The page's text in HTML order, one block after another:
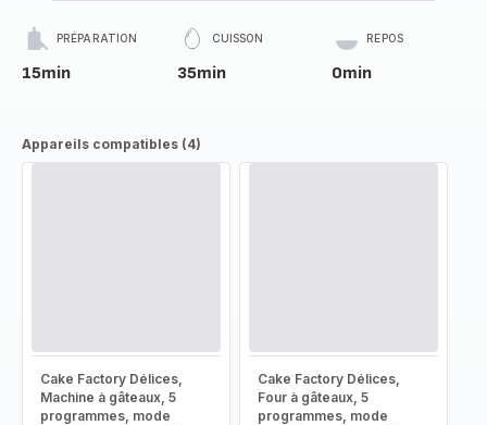
PRÉPARATION
15min
CUISSON
35min
REPOS
0min
Appareils compatibles (4)
Cake Factory Délices,
Machine à gâteaux, 5
programmes, mode
Cake Factory Délices,
Four à gâteaux, 5
programmes, mode